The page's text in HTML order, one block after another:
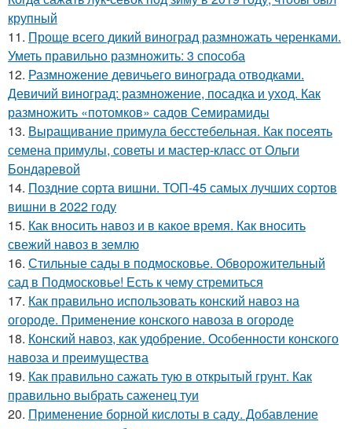
крупный
11. Проще всего дикий виноград размножать черенками.
Уметь правильно размножить: 3 способа
12. Размножение девичьего винограда отводками.
Девичий виноград: размножение, посадка и уход. Как
размножить «потомков» садов Семирамиды
13. Выращивание примула бесстебельная. Как посеять
семена примулы, советы и мастер-класс от Ольги
Бондаревой
14. Поздние сорта вишни. ТОП-45 самых лучших сортов
вишни в 2022 году
15. Как вносить навоз и в какое время. Как вносить
свежий навоз в землю
16. Стильные сады в подмосковье. Обворожительный
сад в Подмосковье! Есть к чему стремиться
17. Как правильно использовать конский навоз на
огороде. Применение конского навоза в огороде
18. Конский навоз, как удобрение. Особенности конского
навоза и преимущества
19. Как правильно сажать тую в открытый грунт. Как
правильно выбрать саженец туи
20. Применение борной кислоты в саду. Добавление